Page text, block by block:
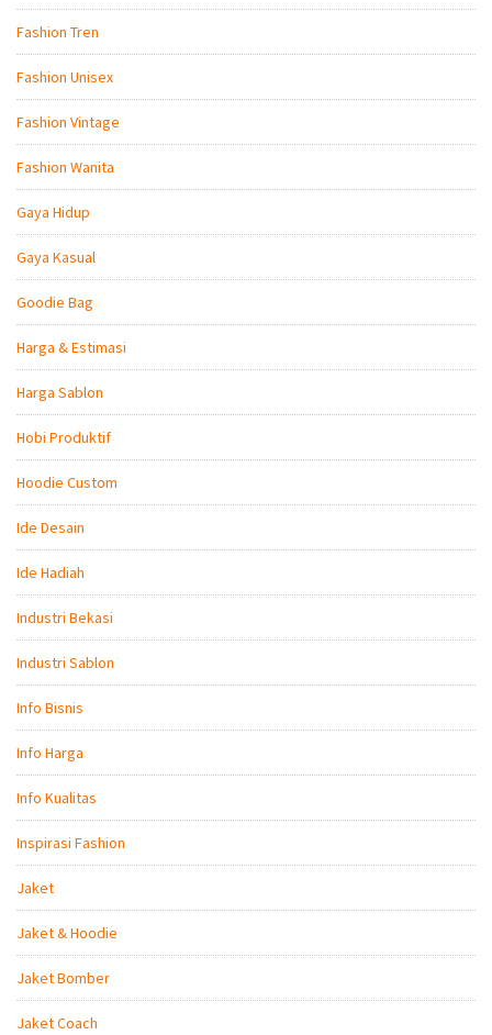
Fashion Tren
Fashion Unisex
Fashion Vintage
Fashion Wanita
Gaya Hidup
Gaya Kasual
Goodie Bag
Harga & Estimasi
Harga Sablon
Hobi Produktif
Hoodie Custom
Ide Desain
Ide Hadiah
Industri Bekasi
Industri Sablon
Info Bisnis
Info Harga
Info Kualitas
Inspirasi Fashion
Jaket
Jaket & Hoodie
Jaket Bomber
Jaket Coach